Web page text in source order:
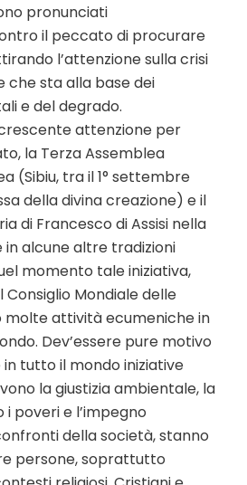
pronunciati
il peccato di procurare
l’attenzione sulla crisi
che sta alla base dei
e del degrado.
attenzione per
la Terza Assemblea
(Sibiu, tra il 1° settembre
della divina creazione) e il
di Francesco di Assisi nella
in alcune altre tradizioni
momento tale iniziativa,
Consiglio Mondiale delle
molte attività ecumeniche in
Dev’essere pure motivo
tutto il mondo iniziative
la giustizia ambientale, la
poveri e l’impegno
della società, stanno
persone, soprattutto